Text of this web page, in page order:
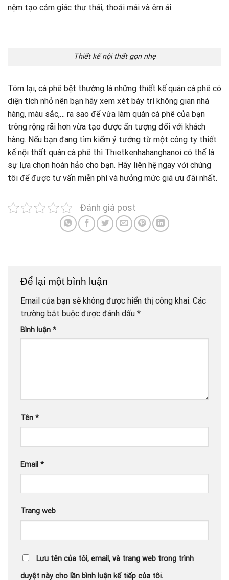
nệm tạo cảm giác thư thái, thoải mái và êm ái.
Thiết kế nội thất gọn nhẹ
Tóm lại, cà phê bệt thường là những thiết kế quán cà phê có
diện tích nhỏ nên bạn hãy xem xét bày trí không gian nhà
hàng, màu sắc,… ra sao để vừa làm quán cà phê của bạn
trông rộng rãi hơn vừa tạo được ấn tượng đối với khách
hàng. Nếu bạn đang tìm kiếm ý tưởng từ một công ty thiết
kế nội thất quán cà phê thì Thietkenhahanghanoi có thể là
sự lựa chọn hoàn hảo cho bạn. Hãy liên hệ ngay với chúng
tôi để được tư vấn miễn phí và hưởng mức giá ưu đãi nhất.
Đánh giá post
Để lại một bình luận
Email của bạn sẽ không được hiển thị công khai. Các
trường bắt buộc được đánh dấu *
Bình luận *
Tên *
Email *
Trang web
Lưu tên của tôi, email, và trang web trong trình
duyệt này cho lần bình luận kế tiếp của tôi.